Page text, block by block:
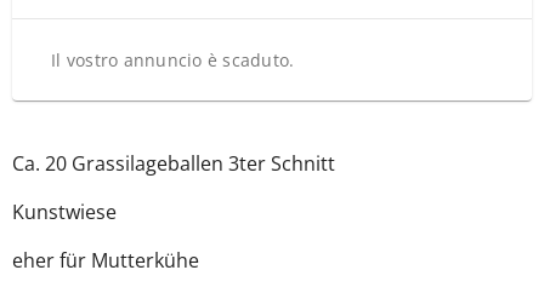
Il vostro annuncio è scaduto.
Ca. 20 Grassilageballen 3ter Schnitt
Kunstwiese
eher für Mutterkühe